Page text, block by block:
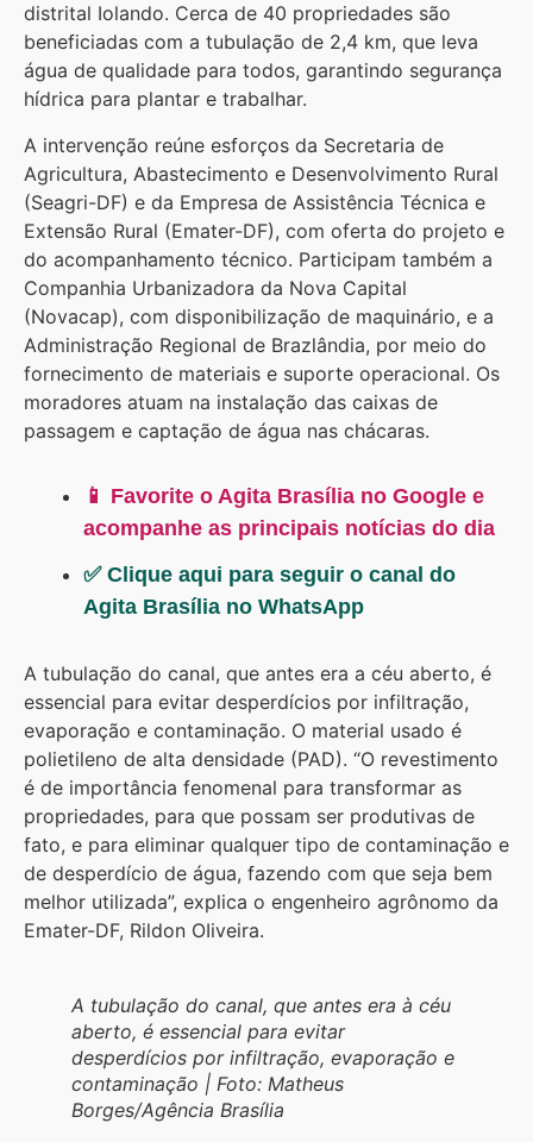
distrital Iolando. Cerca de 40 propriedades são
beneficiadas com a tubulação de 2,4 km, que leva
água de qualidade para todos, garantindo segurança
hídrica para plantar e trabalhar.
A intervenção reúne esforços da Secretaria de
Agricultura, Abastecimento e Desenvolvimento Rural
(Seagri-DF) e da Empresa de Assistência Técnica e
Extensão Rural (Emater-DF), com oferta do projeto e
do acompanhamento técnico. Participam também a
Companhia Urbanizadora da Nova Capital
(Novacap), com disponibilização de maquinário, e a
Administração Regional de Brazlândia, por meio do
fornecimento de materiais e suporte operacional. Os
moradores atuam na instalação das caixas de
passagem e captação de água nas chácaras.
📱 Favorite o Agita Brasília no Google e
acompanhe as principais notícias do dia
✅ Clique aqui para seguir o canal do
Agita Brasília no WhatsApp
A tubulação do canal, que antes era a céu aberto, é
essencial para evitar desperdícios por infiltração,
evaporação e contaminação. O material usado é
polietileno de alta densidade (PAD). “O revestimento
é de importância fenomenal para transformar as
propriedades, para que possam ser produtivas de
fato, e para eliminar qualquer tipo de contaminação e
de desperdício de água, fazendo com que seja bem
melhor utilizada”, explica o engenheiro agrônomo da
Emater-DF, Rildon OIiveira.
A tubulação do canal, que antes era à céu
aberto, é essencial para evitar
desperdícios por infiltração, evaporação e
contaminação | Foto: Matheus
Borges/Agência Brasília